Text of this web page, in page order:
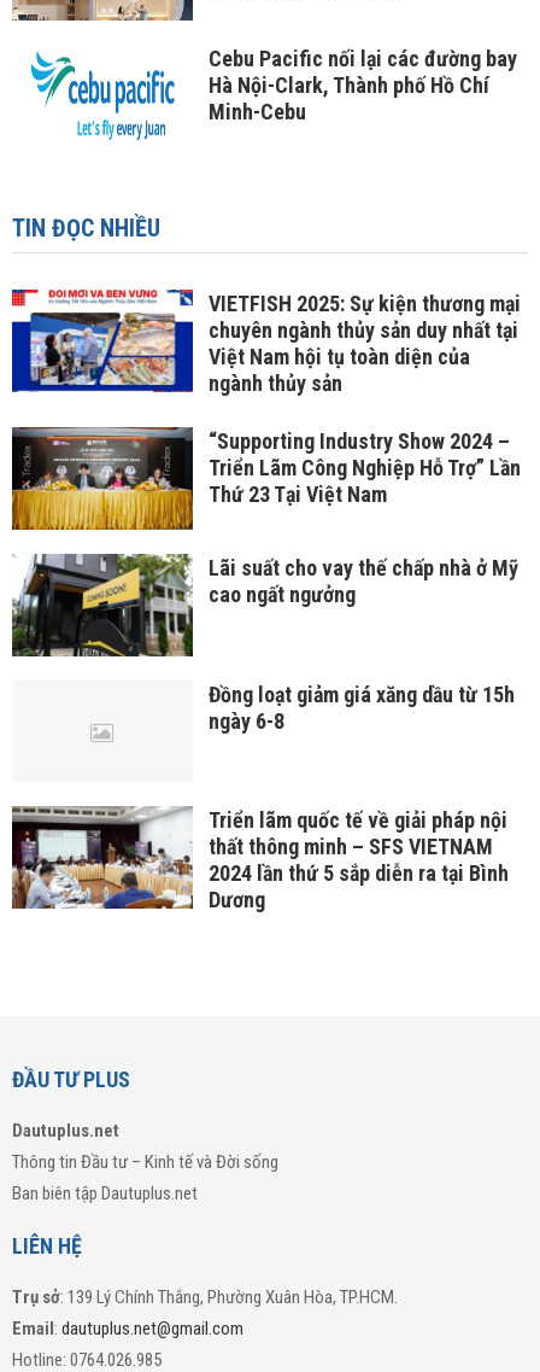
Cebu Pacific nối lại các đường bay
Hà Nội-Clark, Thành phố Hồ Chí
Minh-Cebu
TIN ĐỌC NHIỀU
VIETFISH 2025: Sự kiện thương mại
chuyên ngành thủy sản duy nhất tại
Việt Nam hội tụ toàn diện của
ngành thủy sản
“Supporting Industry Show 2024 –
Triển Lãm Công Nghiệp Hỗ Trợ” Lần
Thứ 23 Tại Việt Nam
Lãi suất cho vay thế chấp nhà ở Mỹ
cao ngất ngưởng
Đồng loạt giảm giá xăng dầu từ 15h
ngày 6-8
Triển lãm quốc tế về giải pháp nội
thất thông minh – SFS VIETNAM
2024 lần thứ 5 sắp diễn ra tại Bình
Dương
ĐẦU TƯ PLUS
Dautuplus.net
Thông tin Đầu tư – Kinh tế và Đời sống
Ban biên tập Dautuplus.net
LIÊN HỆ
Trụ sở: 139 Lý Chính Thắng, Phường Xuân Hòa, TP.HCM.
Email: dautuplus.net@gmail.com
Hotline: 0764.026.985